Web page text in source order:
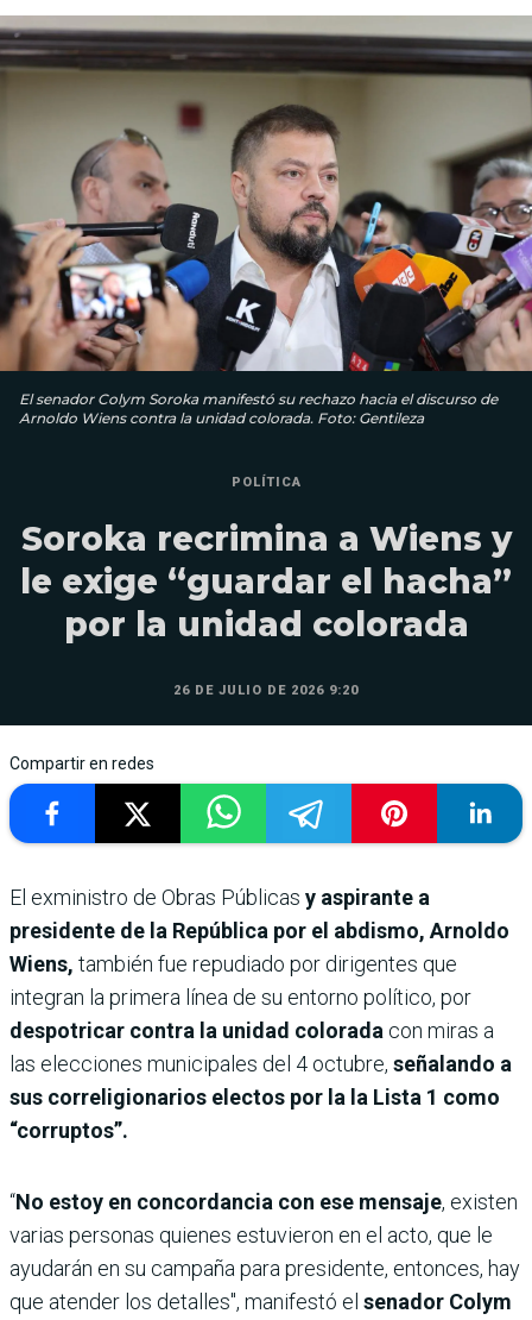
El senador Colym Soroka manifestó su rechazo hacia el discurso de
Arnoldo Wiens contra la unidad colorada. Foto: Gentileza
POLÍTICA
Soroka recrimina a Wiens y
le exige “guardar el hacha”
por la unidad colorada
26 DE JULIO DE 2026 9:20
Compartir en redes
El exministro de Obras Públicas y aspirante a
presidente de la República por el abdismo, Arnoldo
Wiens, también fue repudiado por dirigentes que
integran la primera línea de su entorno político, por
despotricar contra la unidad colorada con miras a
las elecciones municipales del 4 octubre, señalando a
sus correligionarios electos por la la Lista 1 como
“corruptos”.
“No estoy en concordancia con ese mensaje, existen
varias personas quienes estuvieron en el acto, que le
ayudarán en su campaña para presidente, entonces, hay
que atender los detalles", manifestó el senador Colym